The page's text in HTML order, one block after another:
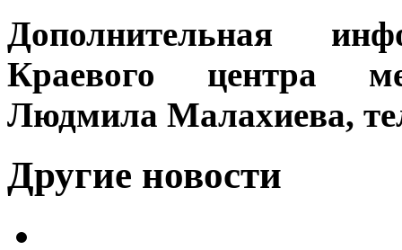
Дополнительная
Краевого центра
Людмила Малахиева,
Другие новости